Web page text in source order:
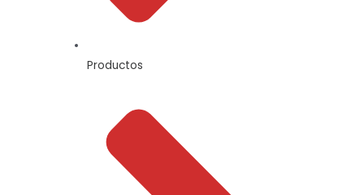
Productos